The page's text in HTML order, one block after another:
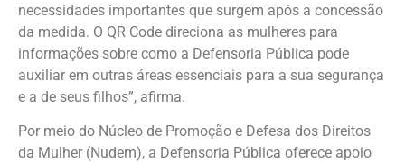
necessidades importantes que surgem após a concessão
da medida. O QR Code direciona as mulheres para
informações sobre como a Defensoria Pública pode
auxiliar em outras áreas essenciais para a sua segurança
e a de seus filhos”, afirma.
Por meio do Núcleo de Promoção e Defesa dos Direitos
da Mulher (Nudem), a Defensoria Pública oferece apoio